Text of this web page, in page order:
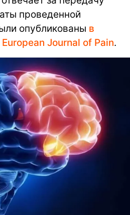
проведенной
опубликованы в
Journal of Pain.